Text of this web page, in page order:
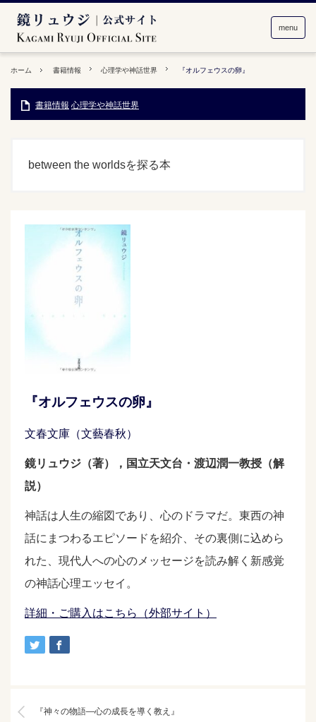
menu
ホーム 書籍情報 心理学や神話世界 『オルフェウスの卵』
書籍情報 心理学や神話世界
between the worldsを探る本
『オルフェウスの卵』
文春文庫（文藝春秋）
鏡リュウジ（著），国立天文台・渡辺潤一教授（解
説）
神話は人生の縮図であり、心のドラマだ。東西の神
話にまつわるエピソードを紹介、その裏側に込めら
れた、現代人への心のメッセージを読み解く新感覚
の神話心理エッセイ。
詳細・ご購入はこちら（外部サイト）
『神々の物語―心の成長を導く教え』